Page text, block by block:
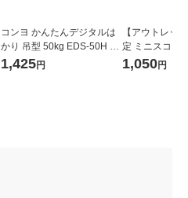
コンヨ かんたんデジタルは
かり 吊型 50kg EDS-50H 1
個
1,425円
【アウトレッ
定 ミニスコヤ
台付 62023 1個
1,050円